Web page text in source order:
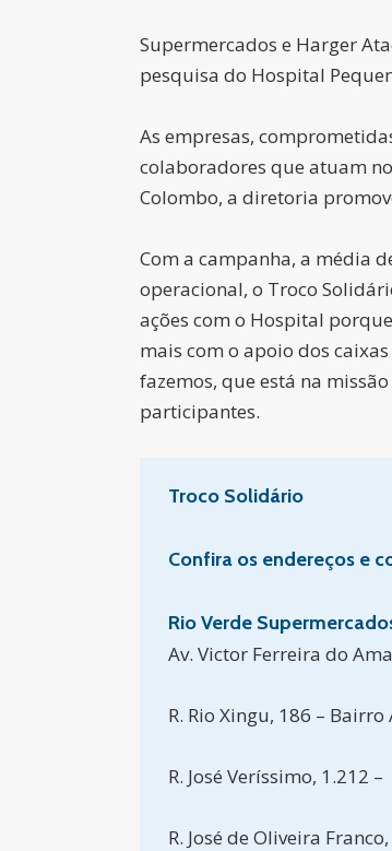
Supermercados e Harger
pesquisa do Hospital
As empresas,
colaboradores que atuam
Colombo, a diretoria
Com a campanha, a média
operacional, o Troco
ações com o Hospital
mais com o apoio dos
fazemos, que está na
participantes.
Troco Solidário
Confira os endereços e
Rio Verde
Av. Victor Ferreira do
R. Rio Xingu, 186 –
R. José Veríssimo, 1.212
R. José de Oliveira